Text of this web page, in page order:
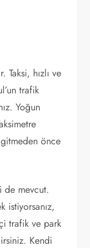
Taksi, hızlı ve
trafik
Yoğun
önce
de mevcut.
istiyorsanız,
trafik ve park
Kendi